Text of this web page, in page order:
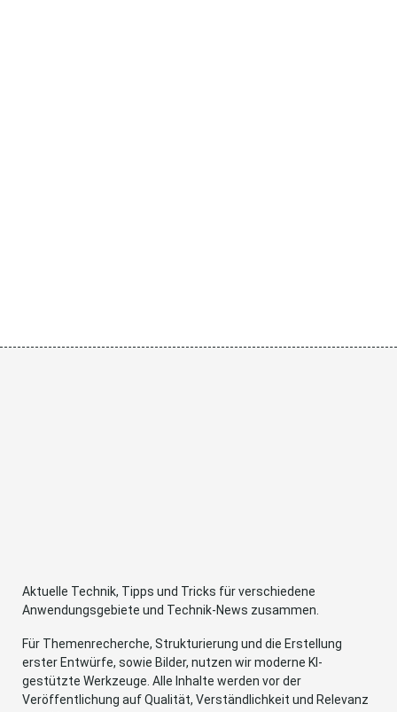
Aktuelle Technik, Tipps und Tricks für verschiedene
Anwendungsgebiete und Technik-News zusammen.
Für Themenrecherche, Strukturierung und die Erstellung
erster Entwürfe, sowie Bilder, nutzen wir moderne KI-
gestützte Werkzeuge. Alle Inhalte werden vor der
Veröffentlichung auf Qualität, Verständlichkeit und Relevanz